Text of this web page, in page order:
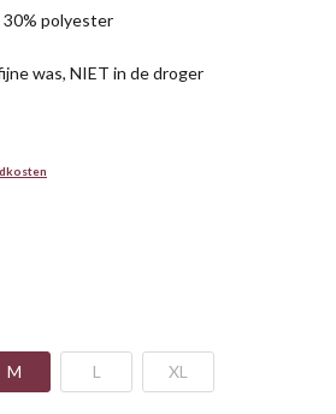
30% polyester
was, NIET in de droger
M L XL